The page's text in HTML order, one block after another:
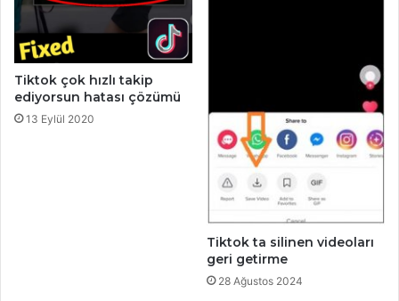
Tiktok çok hızlı takip
ediyorsun hatası çözümü
13 Eylül 2020
Tiktok ta silinen videoları
geri getirme
28 Ağustos 2024